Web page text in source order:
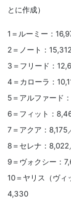
とに作成）
1＝ルーミー：
2＝ノート：
3＝フリード：
4＝カローラ：
5＝アルファード
6＝フィット：
7＝アクア：8,175
8＝セレナ：8,022
9＝ヴォクシー：
10＝ヤリス（ヴィ
4,330